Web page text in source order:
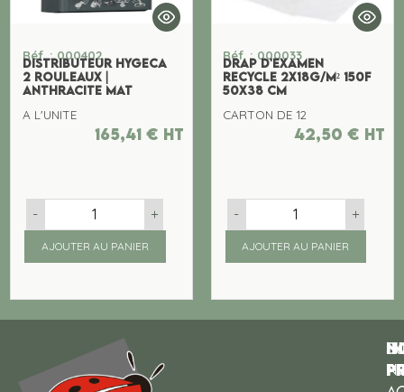
Réf. : 000402
DISTRIBUTEUR HYGECA
2 ROULEAUX |
ANTHRACITE MAT
A L'UNITE
165,41 € ht
- +
AJOUTER AU PANIER
Réf. : 000033
DRAP D'EXAMEN
RECYCLE 2x18g/m² 150F
50x38 cm
CARTON DE 12
42,50 € ht
- +
AJOUTER AU PANIER